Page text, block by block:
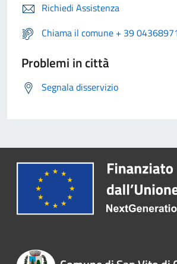
Richiedi Assistenza
Chiama il comune + 39
Problemi in città
Segnala disservizio